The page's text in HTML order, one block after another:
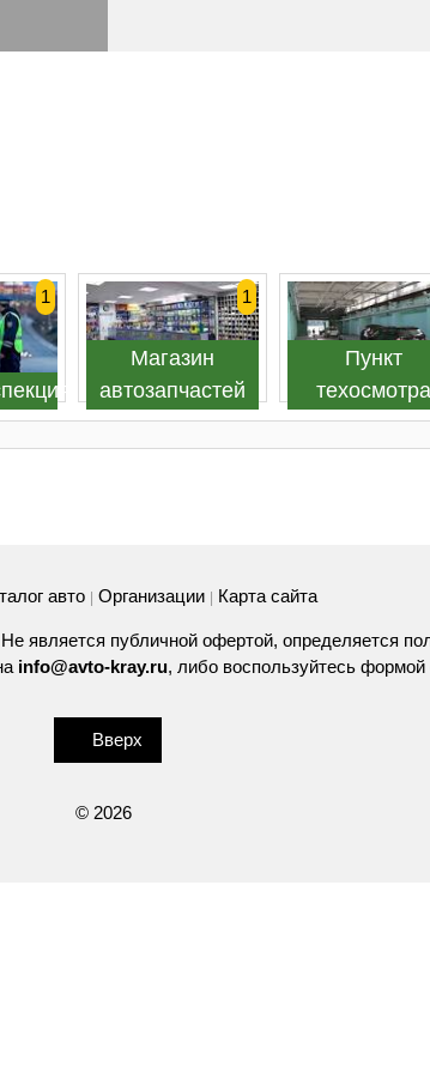
1
Магазин
автозапчастей
1
Пункт
техосмотра
авто Организации Карта сайта
является публичной офертой, определяется
info@avto-kray.ru, либо воспользуйтесь формой
Вверх
© 2026